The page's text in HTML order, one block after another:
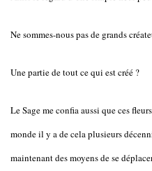
Ne sommes-nous pas de grands
Une partie de tout ce qui est créé ?
Le Sage me confia aussi que ces
monde il y a de cela plusieurs
maintenant des moyens de se